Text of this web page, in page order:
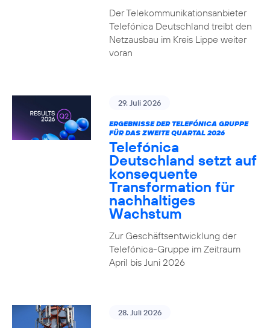
Der Telekommunikationsanbieter
Telefónica Deutschland treibt den
Netzausbau im Kreis Lippe weiter
voran
29. Juli 2026
ERGEBNISSE DER TELEFÓNICA GRUPPE
FÜR DAS ZWEITE QUARTAL 2026
Telefónica
Deutschland setzt auf
konsequente
Transformation für
nachhaltiges
Wachstum
Zur Geschäftsentwicklung der
Telefónica-Gruppe im Zeitraum
April bis Juni 2026
28. Juli 2026